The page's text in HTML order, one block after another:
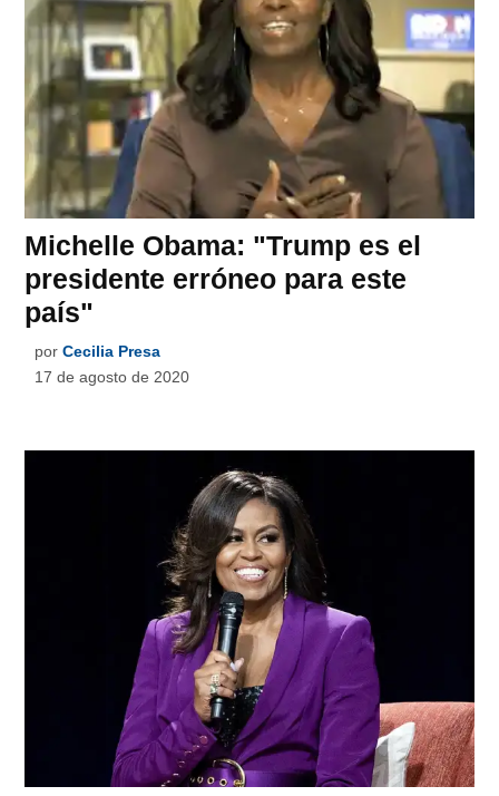
Michelle Obama: "Trump es el
presidente erróneo para este
país"
por Cecilia Presa
17 de agosto de 2020